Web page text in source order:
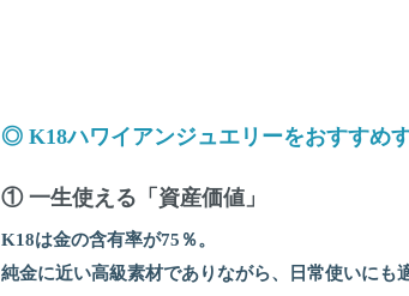
◎ K18ハワイアンジュエリーをおすすめ
① 一生使える「資産価値」
K18は金の含有率が75％。
純金に近い高級素材でありながら、日常使いにも